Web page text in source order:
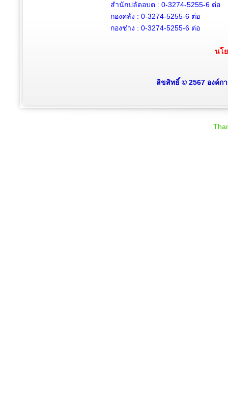
สำนักปลัดอบต : 0-3274-5255-6ต่อ
กองคลัง : 0-3274-5255-6ต่อ
กองช่าง : 0-3274-5255-6ต่อ
นโ
ลิขสิทธิ์ © 2567 องค์ก